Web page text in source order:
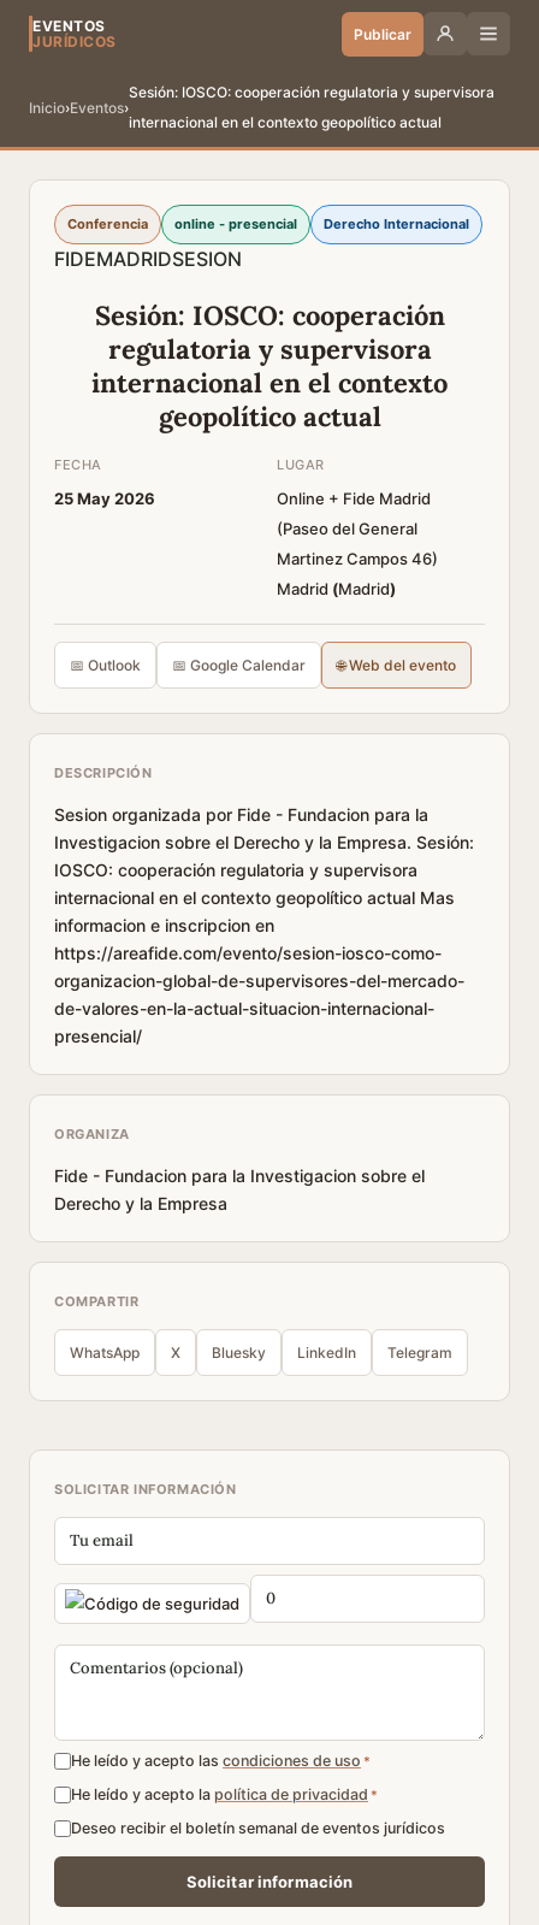
EVENTOS
JURÍDICOS
Publicar
Inicio›Eventos›
Sesión: IOSCO: cooperación regulatoria y supervisora
internacional en el contexto geopolítico actual
Conferencia online - presencial Derecho Internacional
FIDEMADRIDSESION
Sesión: IOSCO: cooperación
regulatoria y supervisora
internacional en el contexto
geopolítico actual
FECHA
25 May 2026
LUGAR
Online + Fide Madrid
(Paseo del General
Martinez Campos 46)
Madrid (Madrid)
📅 Outlook 📅 Google Calendar 🌐 Web del evento
DESCRIPCIÓN
Sesion organizada por Fide - Fundacion para la
Investigacion sobre el Derecho y la Empresa. Sesión:
IOSCO: cooperación regulatoria y supervisora
internacional en el contexto geopolítico actual Mas
informacion e inscripcion en
https://areafide.com/evento/sesion-iosco-como-
organizacion-global-de-supervisores-del-mercado-
de-valores-en-la-actual-situacion-internacional-
presencial/
ORGANIZA
Fide - Fundacion para la Investigacion sobre el
Derecho y la Empresa
COMPARTIR
WhatsApp X Bluesky LinkedIn Telegram
SOLICITAR INFORMACIÓN
He leído y acepto las condiciones de uso *
He leído y acepto la política de privacidad *
Deseo recibir el boletín semanal de eventos jurídicos